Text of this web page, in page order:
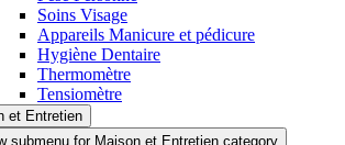
Soins Visage
Appareils Manicure et pédicure
Hygiène Dentaire
Thermomètre
Tensiomètre
et Entretien
submenu for Maison et Entretien category